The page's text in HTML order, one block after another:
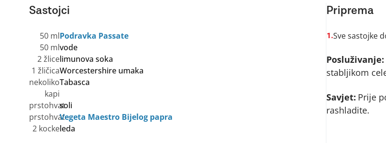
Sastojci
50 mlPodravka Passate
50 mlvode
2 žlicelimunova soka
1 žličicaWorcestershire umaka
nekoliko
kapi
Tabasca
prstohvatsoli
prstohvatVegeta Maestro Bijelog papra
2 kockeleda
Priprema
1.Sve sastojke
Posluživanje:
stabljikom
Savjet: Prije
rashladite.